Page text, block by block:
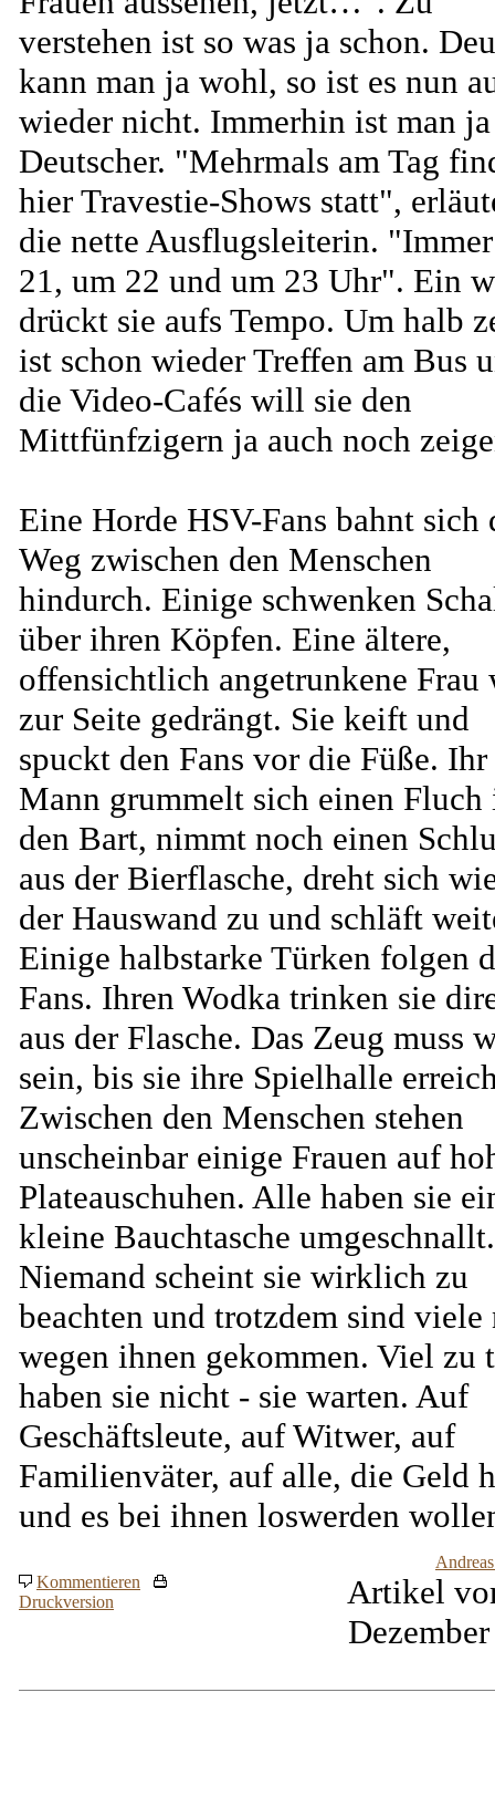
verstehen ist so was ja schon.
kann man ja wohl, so ist es nun
wieder nicht. Immerhin ist man ja
Deutscher. "Mehrmals am Tag
hier Travestie-Shows statt",
die nette Ausflugsleiterin.
21, um 22 und um 23 Uhr". Ein
drückt sie aufs Tempo. Um halb
ist schon wieder Treffen am Bus
die Video-Cafés will sie den
Mittfünfzigern ja auch noch
Eine Horde HSV-Fans bahnt sich
Weg zwischen den Menschen
hindurch. Einige schwenken
über ihren Köpfen. Eine ältere,
offensichtlich angetrunkene Frau
zur Seite gedrängt. Sie keift und
spuckt den Fans vor die Füße. Ihr
Mann grummelt sich einen Fluch
den Bart, nimmt noch einen
aus der Bierflasche, dreht sich
der Hauswand zu und schläft
Einige halbstarke Türken folgen
Fans. Ihren Wodka trinken sie
aus der Flasche. Das Zeug muss
sein, bis sie ihre Spielhalle
Zwischen den Menschen stehen
unscheinbar einige Frauen auf
Plateauschuhen. Alle haben sie
kleine Bauchtasche umgeschnallt.
Niemand scheint sie wirklich zu
beachten und trotzdem sind viele
wegen ihnen gekommen. Viel zu
haben sie nicht - sie warten. Auf
Geschäftsleute, auf Witwer, auf
Familienväter, auf alle, die Geld
und es bei ihnen loswerden
Kommentieren
Druckversion
Artikel